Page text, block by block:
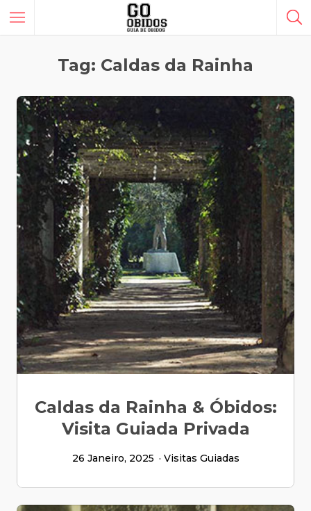
Tag: Caldas da Rainha
Caldas da Rainha & Óbidos:
Visita Guiada Privada
26 Janeiro, 2025 Visitas Guiadas